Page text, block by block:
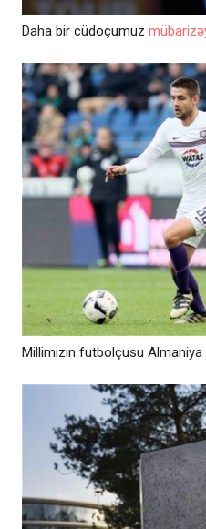
Daha bir cüdoçumuz
Millimizin futbolçusu Almaniya